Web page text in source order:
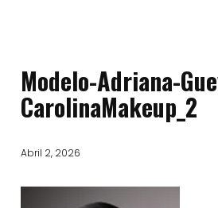
Modelo-Adriana-
CarolinaMakeup_2
Abril 2, 2026